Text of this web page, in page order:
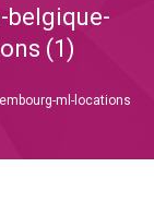
belgique-
(1)
ml-locations